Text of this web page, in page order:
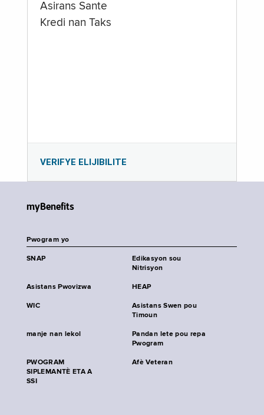
Asirans Sante
Kredi nan Taks
VERIFYE ELIJIBILITE
myBenefits
Pwogram yo
SNAP
Edikasyon sou
Nitrisyon
Asistans Pwovizwa HEAP
WIC
Asistans Swen pou
Timoun
manje nan lekol
Pandan lete pou repa
Pwogram
PWOGRAM
SIPLEMANTÈ ETA A
SSI
Afè Veteran